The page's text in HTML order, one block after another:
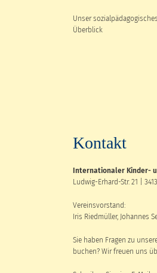
Unser
Überblick
Kontakt
Internationaler Kinder-
Ludwig-Erhard-Str. 21 |
Vereinsvorstand:
Iris Riedmüller, Johannes
Sie haben Fragen zu
buchen? Wir freuen uns